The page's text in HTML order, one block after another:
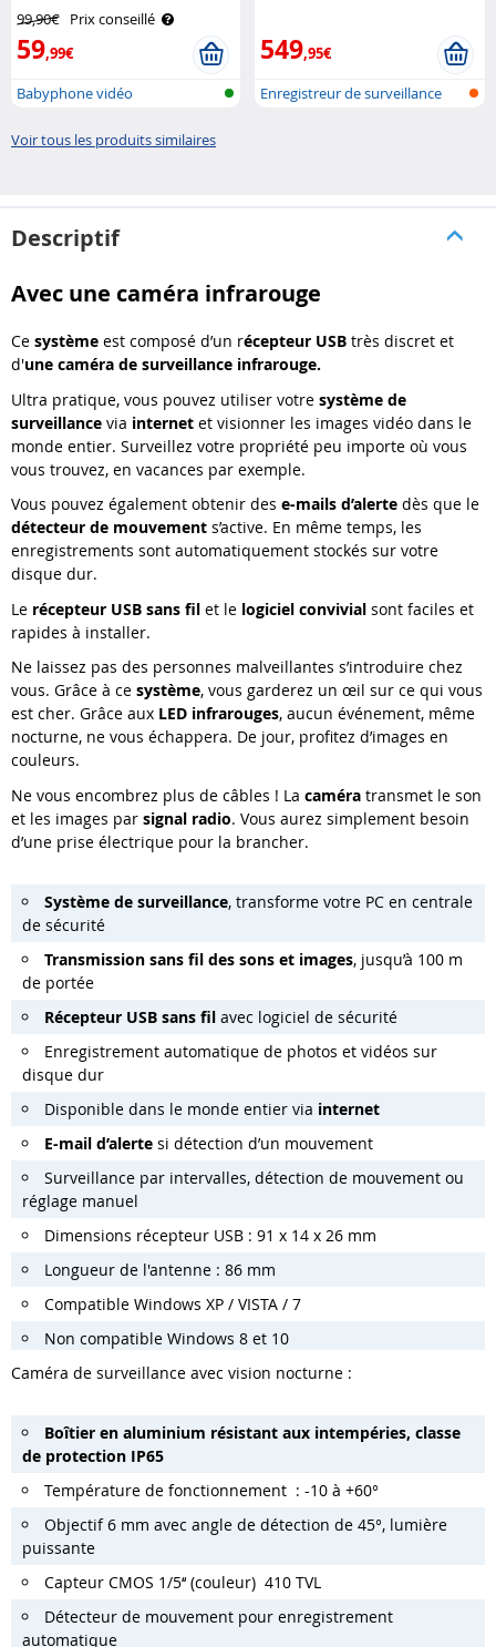
99,90€ Prix conseillé
59,99€
Babyphone vidéo
549,95€
Enregistreur de surveillance
Voir tous les produits similaires
Descriptif
Avec une caméra infrarouge
Ce système est composé d’un récepteur USB très discret et
d'une caméra de surveillance infrarouge.
Ultra pratique, vous pouvez utiliser votre système de
surveillance via internet et visionner les images vidéo dans le
monde entier. Surveillez votre propriété peu importe où vous
vous trouvez, en vacances par exemple.
Vous pouvez également obtenir des e-mails d’alerte dès que le
détecteur de mouvement s’active. En même temps, les
enregistrements sont automatiquement stockés sur votre
disque dur.
Le récepteur USB sans fil et le logiciel convivial sont faciles et
rapides à installer.
Ne laissez pas des personnes malveillantes s’introduire chez
vous. Grâce à ce système, vous garderez un œil sur ce qui vous
est cher. Grâce aux LED infrarouges, aucun événement, même
nocturne, ne vous échappera. De jour, profitez d’images en
couleurs.
Ne vous encombrez plus de câbles ! La caméra transmet le son
et les images par signal radio. Vous aurez simplement besoin
d’une prise électrique pour la brancher.
Système de surveillance, transforme votre PC en centrale
de sécurité
Transmission sans fil des sons et images, jusqu’à 100 m
de portée
Récepteur USB sans fil avec logiciel de sécurité
Enregistrement automatique de photos et vidéos sur
disque dur
Disponible dans le monde entier via internet
E-mail d’alerte si détection d’un mouvement
Surveillance par intervalles, détection de mouvement ou
réglage manuel
Dimensions récepteur USB : 91 x 14 x 26 mm
Longueur de l'antenne : 86 mm
Compatible Windows XP / VISTA / 7
Non compatible Windows 8 et 10
Caméra de surveillance avec vision nocturne :
Boîtier en aluminium résistant aux intempéries, classe
de protection IP65
Température de fonctionnement : -10 à +60°
Objectif 6 mm avec angle de détection de 45°, lumière
puissante
Capteur CMOS 1/5‘‘ (couleur) 410 TVL
Détecteur de mouvement pour enregistrement
automatique